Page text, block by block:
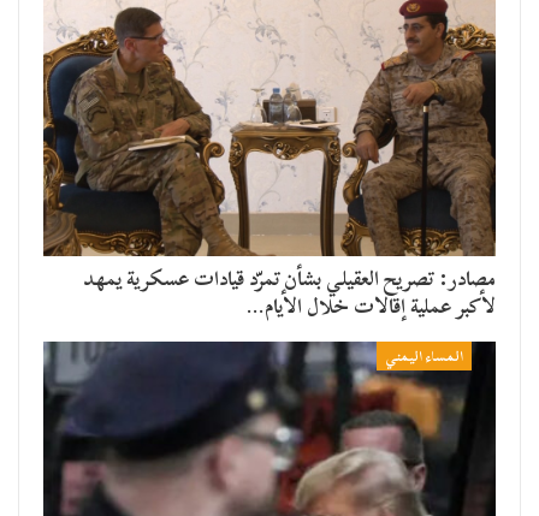
مصادر: تصريح العقيلي بشأن تمرّد قيادات عسكرية يمهد
لأكبر عملية إقالات خلال الأيام…
المساء اليمني